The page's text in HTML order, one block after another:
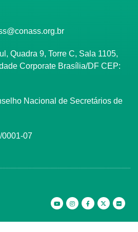
Quadra 9, Torre C, Sala 1105,
Corporate Brasília/DF CEP:
Nacional de Secretários de
07